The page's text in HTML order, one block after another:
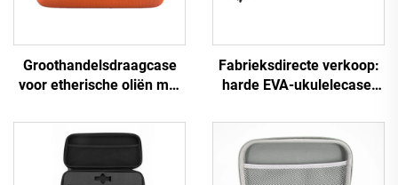
Groothandelsdraagcase
voor etherische oliën met
draagcase voor flessen
met etherische oliën,
Fabrieksdirecte verkoop:
harde EVA-ukulelecase,
lichtgewicht en
drukbestendig